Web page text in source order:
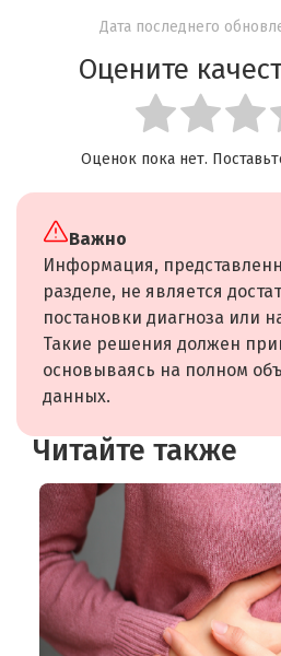
Дата последнего
Оцените
Оценок пока нет.
Важно
Информация,
разделе, не является
постановки диагноза или
Такие решения должен
основываясь на полном
данных.
Читайте также